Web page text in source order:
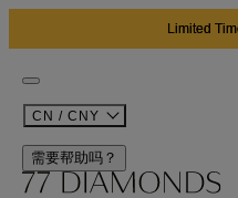
Limited
CN / CNY
需要帮助吗？